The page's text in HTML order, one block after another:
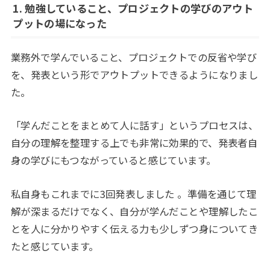
1. 勉強していること、プロジェクトの学びのアウト
プットの場になった
業務外で学んでいること、プロジェクトでの反省や学び
を、発表という形でアウトプットできるようになりまし
た。
「学んだことをまとめて人に話す」というプロセスは、
自分の理解を整理する上でも非常に効果的で、発表者自
身の学びにもつながっていると感じています。
私自身もこれまでに3回発表しました 。準備を通じて理
解が深まるだけでなく、自分が学んだことや理解したこ
とを人に分かりやすく伝える力も少しずつ身についてき
たと感じています。